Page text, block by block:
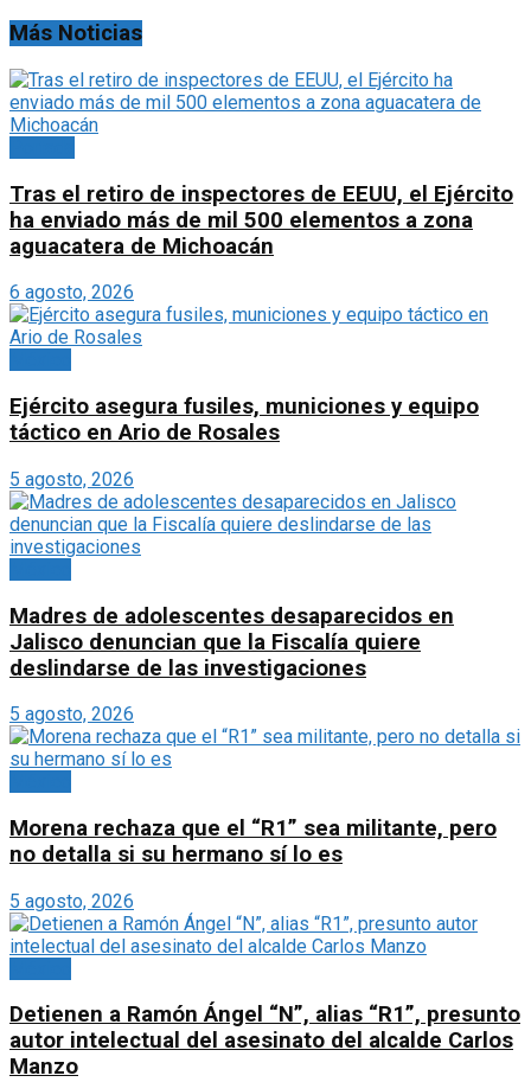
Más Noticias
Tras el retiro de inspectores de EEUU, el Ejército
ha enviado más de mil 500 elementos a zona
aguacatera de Michoacán
6 agosto, 2026
Ejército asegura fusiles, municiones y equipo
táctico en Ario de Rosales
5 agosto, 2026
Madres de adolescentes desaparecidos en
Jalisco denuncian que la Fiscalía quiere
deslindarse de las investigaciones
5 agosto, 2026
Morena rechaza que el “R1” sea militante, pero
no detalla si su hermano sí lo es
5 agosto, 2026
Detienen a Ramón Ángel “N”, alias “R1”, presunto
autor intelectual del asesinato del alcalde Carlos
Manzo